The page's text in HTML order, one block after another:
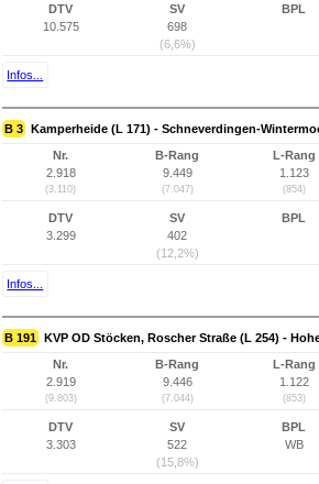
DTV
10.575
SV
698
(6,6%)
BPL
Infos...
B 3 Kamperheide (L 171) - Schneverdingen-
Nr.
2.918
(3.110)
B-Rang
9.449
(7.047)
L-Rang
1.123
(854)
DTV
3.299
SV
402
(12,2%)
BPL
Infos...
B 191 KVP OD Stöcken, Roscher Straße (L 254) -
Nr.
2.919
(9.803)
B-Rang
9.446
(7.044)
L-Rang
1.122
(853)
DTV
3.303
SV
522
(15,8%)
BPL
WB